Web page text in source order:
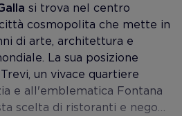
si trova nel centro
cosmopolita che mette in
di arte, architettura e
La sua posizione
un vivace quartiere
e all'emblematica Fontana
scelta di ristoranti e negozi